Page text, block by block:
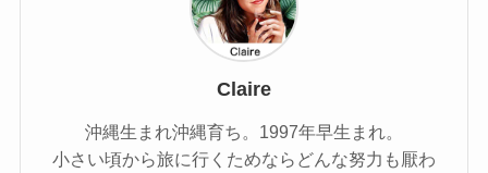
Claire
沖縄生まれ沖縄育ち。1997年早生まれ。
小さい頃から旅に行くためならどんな努力も厭わ